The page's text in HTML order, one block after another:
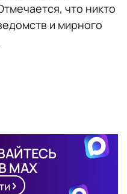
что никто
и мирного
MAX